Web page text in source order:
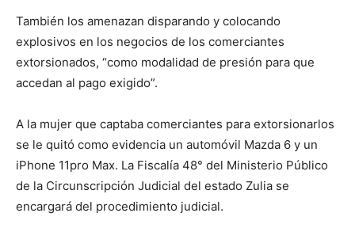
También los amenazan disparando y colocando
explosivos en los negocios de los comerciantes
extorsionados, “como modalidad de presión para que
accedan al pago exigido”.
A la mujer que captaba comerciantes para extorsionarlos
se le quitó como evidencia un automóvil Mazda 6 y un
iPhone 11pro Max. La Fiscalía 48° del Ministerio Público
de la Circunscripción Judicial del estado Zulia se
encargará del procedimiento judicial.